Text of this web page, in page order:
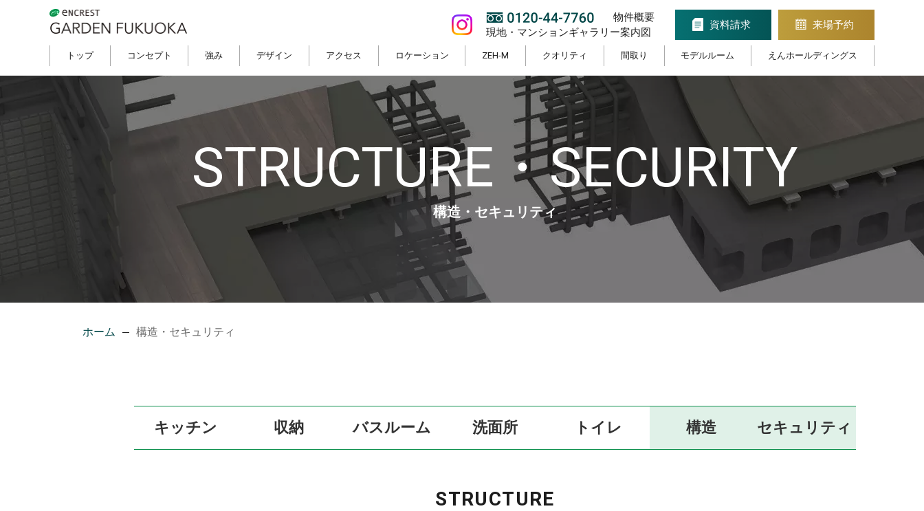
物件概要
現地・マンションギャラリー案内図
資料請求 来場予約
トップ コンセプト 強み デザイン アクセス ロケーション ZEH-M クオリティ 間取り モデルルーム えんホールディングス
STRUCTURE・SECURITY
構造・セキュリティ
ホーム 構造・セキュリティ
キッチン 収納 バスルーム 洗面所 トイレ 構造 セキュリティ
STRUCTURE